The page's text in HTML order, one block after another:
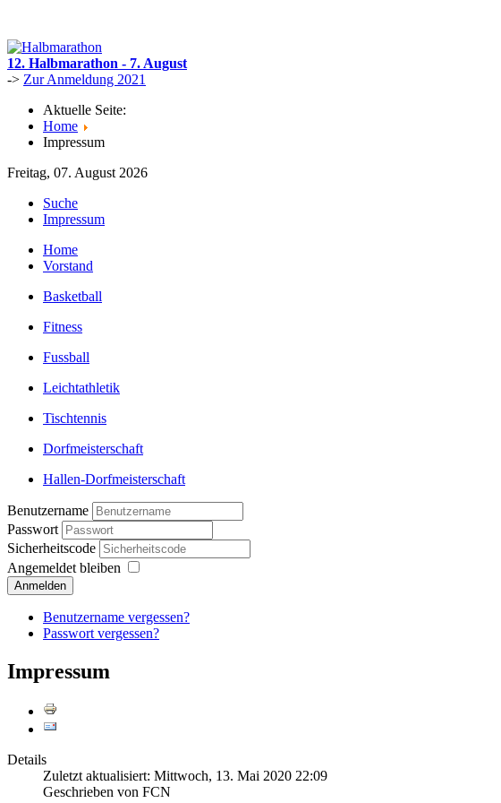
12. Halbmarathon - 7. August
-> Zur Anmeldung 2021
Aktuelle Seite:
Home
Impressum
Freitag, 07. August 2026
Suche
Impressum
Home
Vorstand
Basketball
Fitness
Fussball
Leichtathletik
Tischtennis
Dorfmeisterschaft
Hallen-Dorfmeisterschaft
Benutzername
Passwort
Sicherheitscode
Angemeldet bleiben
Anmelden
Benutzername vergessen?
Passwort vergessen?
Impressum
Details
Zuletzt aktualisiert: Mittwoch, 13. Mai 2020 22:09
Geschrieben von FCN